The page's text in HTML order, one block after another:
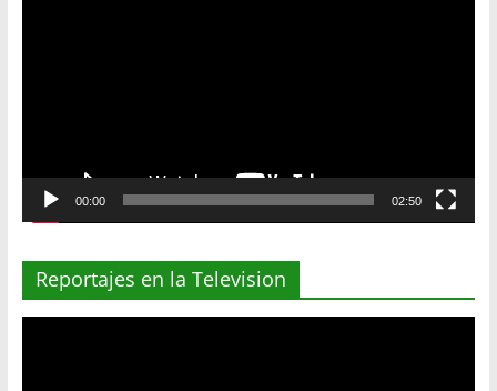
00:00 02:50
Reportajes en la Television